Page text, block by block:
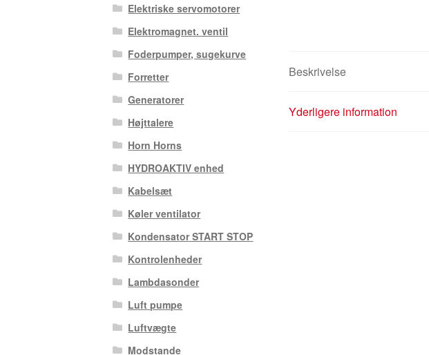
Beskrivelse
Yderligere information
Elektriske servomotorer
Elektromagnet. ventil
Foderpumper, sugekurve
Forretter
Generatorer
Højttalere
Horn Horns
HYDROAKTIV enhed
Kabelsæt
Køler ventilator
Kondensator START STOP
Kontrolenheder
Lambdasonder
Luft pumpe
Luftvægte
Modstande